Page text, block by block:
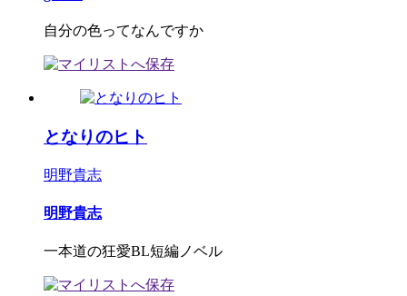
自分の色ってなんですか
となりのヒト
明野貴志
明野貴志
一本道の狂愛BL短編ノベル